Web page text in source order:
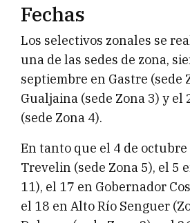
Fechas
Los selectivos zonales se
una de las sedes de zona,
septiembre en Gastre (sede
Gualjaina (sede Zona 3) y el
(sede Zona 4).
En tanto que el 4 de
Trevelin (sede Zona 5), el 5
11), el 17 en Gobernador
el 18 en Alto Río Senguer